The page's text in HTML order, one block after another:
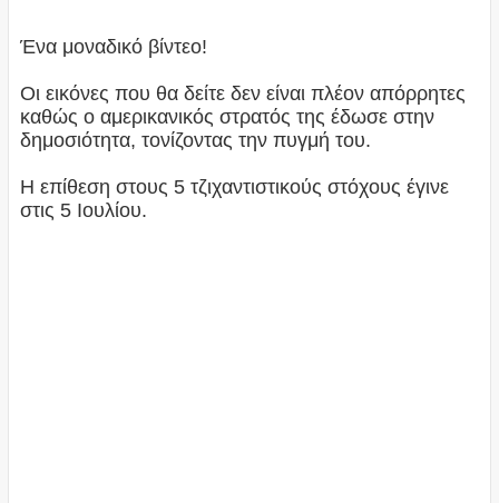
Ένα μοναδικό βίντεο!
Οι εικόνες που θα δείτε δεν είναι πλέον απόρρητες
καθώς ο αμερικανικός στρατός της έδωσε στην
δημοσιότητα, τονίζοντας την πυγμή του.
Η επίθεση στους 5 τζιχαντιστικούς στόχους έγινε
στις 5 Ιουλίου.